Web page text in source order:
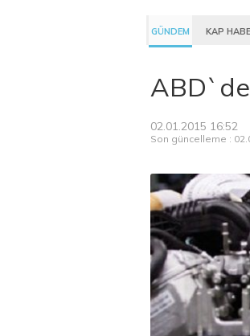
GÜNDEM KAP
02.01.2015 16:52
Son güncelleme :